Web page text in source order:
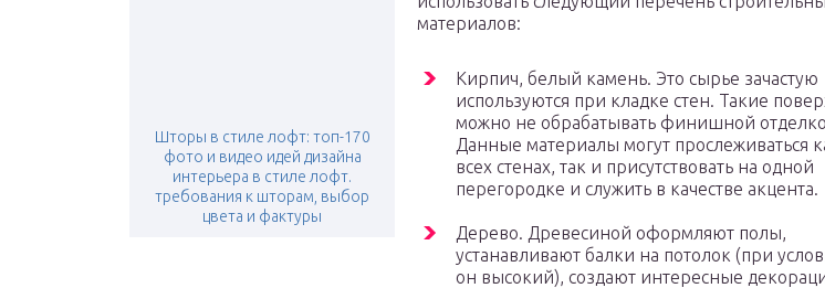
Шторы в стиле лофт: топ-170
фото и видео идей дизайна
интерьера в стиле лофт.
требования к шторам, выбор
цвета и фактуры
материалов:
Кирпич, белый камень. Это сырье зачастую
используются при кладке стен. Такие
можно не обрабатывать финишной
Данные материалы могут прослеживаться
всех стенах, так и присутствовать на одной
перегородке и служить в качестве акцента.
Дерево. Древесиной оформляют полы,
устанавливают балки на потолок (при
он высокий), создают интересные